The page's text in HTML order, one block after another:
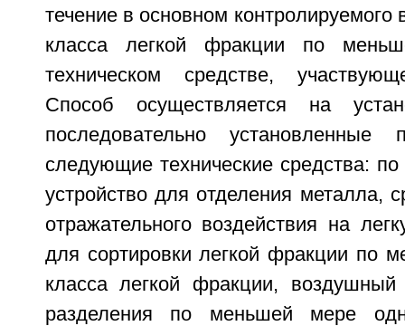
течение в основном
класса легкой фракции по
техническом средстве,
Способ осуществляется на
последовательно
следующие технические средства:
устройство для отделения металла,
отражательного воздействия на
для сортировки легкой фракции по
класса легкой фракции, воздушный
разделения по меньшей мере